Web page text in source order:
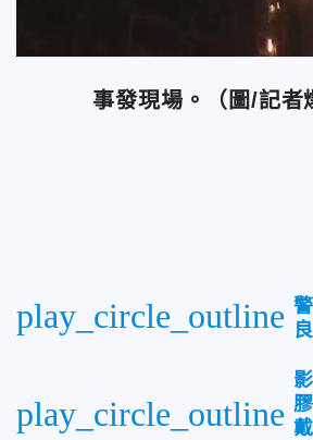
事發現場。（圖/記者
play_circle_outline
play_circle_outline